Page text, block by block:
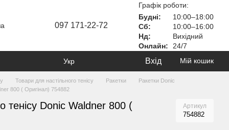
097 171-22-72
Графік роботи:
Будні:
10:00–18:00
Сб:
10:00–16:00
Нд:
Вихідний
Онлайн:
24/7
Укр Вхід Мій кошик
Товари для настільного тенісу Ракетки
Ракетки Donic
800 ( Оригінал) 754882
тенісу Donic Waldner 800 (
Артикул
754882